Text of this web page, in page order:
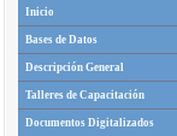
Inicio
Bases de Datos
Descripción General
Talleres de Capacitación
Documentos Digitalizados